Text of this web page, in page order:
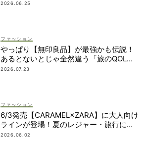
2026.06.25
ファッション
やっぱり【無印良品】が最強かも伝説！
あるとないとじゃ全然違う「旅のQOL爆
上げアイテム」
2026.07.23
ファッション
6/3発売【CARAMEL×ZARA】に大人向け
ラインが登場！夏のレジャー・旅行にも
おすすめ
2026.06.02